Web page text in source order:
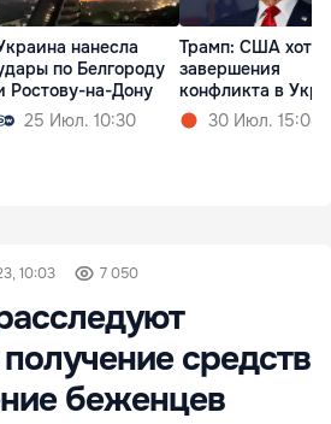
нанесла
по Белгороду
Ростову-на-Дону
25 Июл. 10:30
Трамп: США хотят
завершения
конфликта в
30 Июл. 15:08
10:03 7 050
средств
беженцев